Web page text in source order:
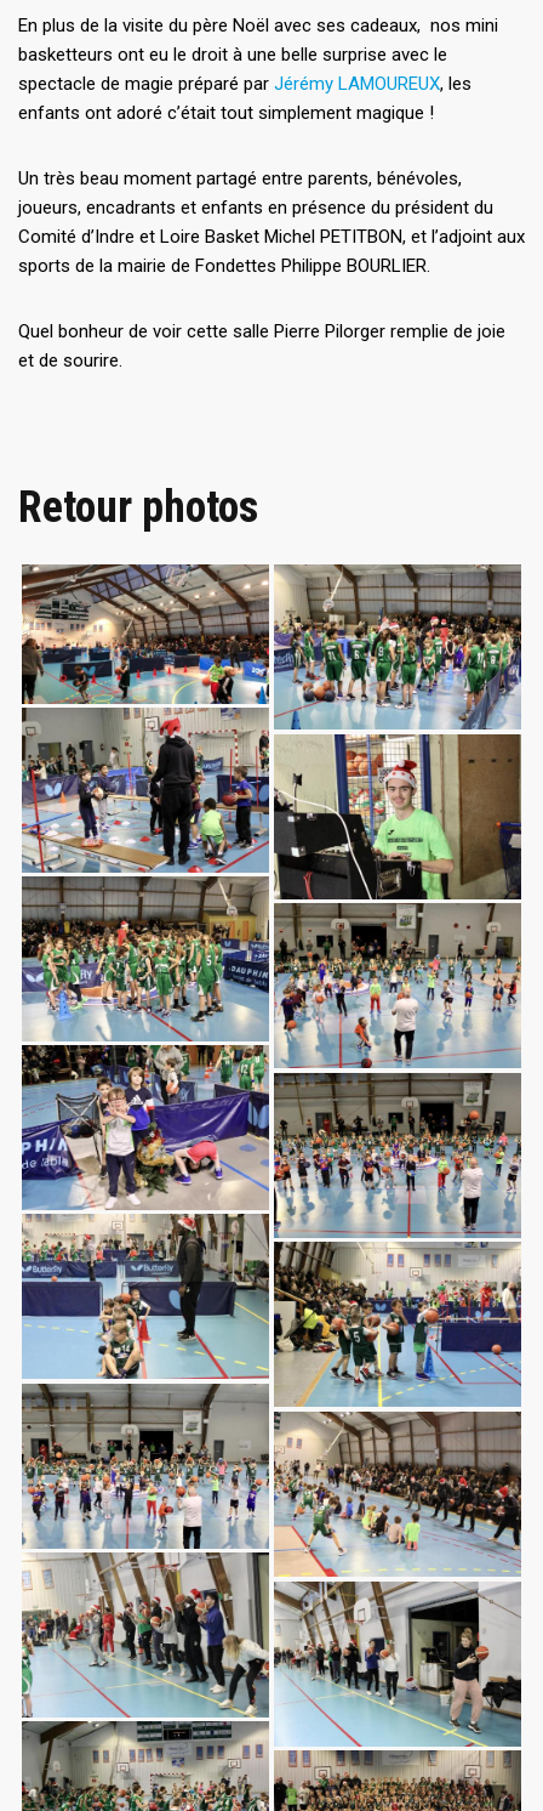
En plus de la visite du père Noël avec ses cadeaux, nos mini
basketteurs ont eu le droit à une belle surprise avec le
spectacle de magie préparé par Jérémy LAMOUREUX, les
enfants ont adoré c’était tout simplement magique !
Un très beau moment partagé entre parents, bénévoles,
joueurs, encadrants et enfants en présence du président du
Comité d’Indre et Loire Basket Michel PETITBON, et l’adjoint aux
sports de la mairie de Fondettes Philippe BOURLIER.
Quel bonheur de voir cette salle Pierre Pilorger remplie de joie
et de sourire.
Retour photos